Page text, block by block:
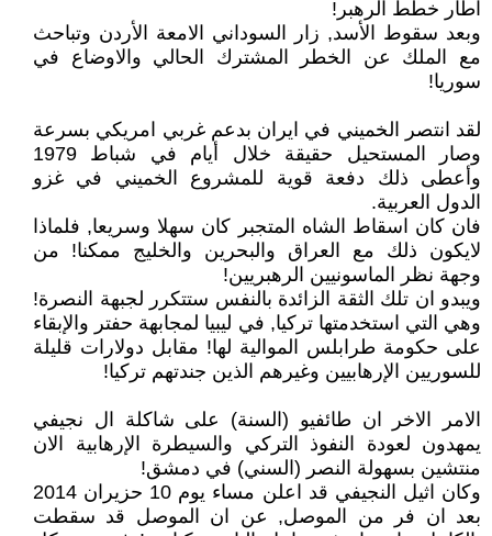
اطار خطط الرهبر!
وبعد سقوط الأسد, زار السوداني الامعة الأردن وتباحث
مع الملك عن الخطر المشترك الحالي والاوضاع في
سوريا!
لقد انتصر الخميني في ايران بدعم غربي امريكي بسرعة
وصار المستحيل حقيقة خلال أيام في شباط 1979
وأعطى ذلك دفعة قوية للمشروع الخميني في غزو
الدول العربية.
فان كان اسقاط الشاه المتجبر كان سهلا وسريعا, فلماذا
لايكون ذلك مع العراق والبحرين والخليج ممكنا! من
وجهة نظر الماسونيين الرهبريين!
ويبدو ان تلك الثقة الزائدة بالنفس ستتكرر لجبهة النصرة!
وهي التي استخدمتها تركيا, في ليبيا لمجابهة حفتر والإبقاء
على حكومة طرابلس الموالية لها! مقابل دولارات قليلة
للسوريين الإرهابيين وغيرهم الذين جندتهم تركيا!
الامر الاخر ان طائفيو (السنة) على شاكلة ال نجيفي
يمهدون لعودة النفوذ التركي والسيطرة الإرهابية الان
منتشين بسهولة النصر (السني) في دمشق!
وكان اثيل النجيفي قد اعلن مساء يوم 10 حزيران 2014
بعد ان فر من الموصل, عن ان الموصل قد سقطت